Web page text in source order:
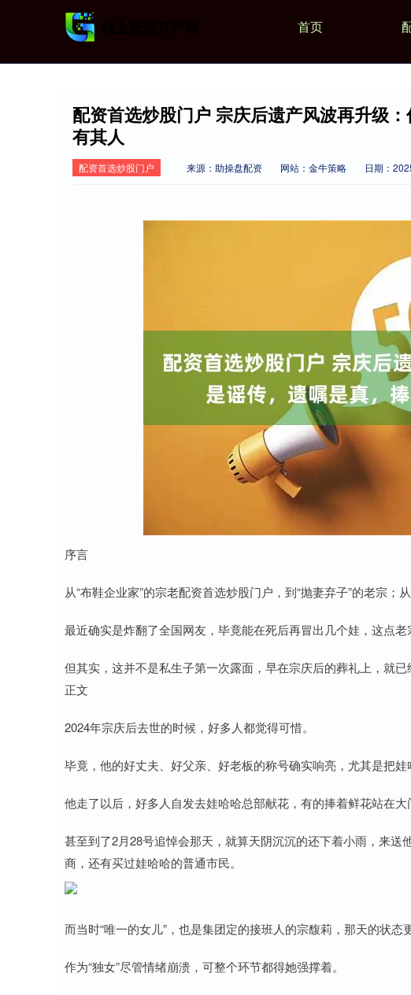
首页
配资首选炒股门户 宗庆后遗产风波再升级
有其人
配资首选炒股门户 来源：助操盘配资 网站：金牛策略 日期：
序言
从“布鞋企业家”的宗老配资首选炒股门户，到“抛妻弃子”的老宗；从
最近确实是炸翻了全国网友，毕竟能在死后再冒出几个娃，这点老
但其实，这并不是私生子第一次露面，早在宗庆后的葬礼上，就已
正文
2024年宗庆后去世的时候，好多人都觉得可惜。
毕竟，他的好丈夫、好父亲、好老板的称号确实响亮，尤其是把
他走了以后，好多人自发去娃哈哈总部献花，有的捧着鲜花站在大
甚至到了2月28号追悼会那天，就算天阴沉沉的还下着小雨，来
商，还有买过娃哈哈的普通市民。
而当时“唯一的女儿”，也是集团定的接班人的宗馥莉，那天的状态
作为“独女”尽管情绪崩溃，可整个环节都得她强撑着。